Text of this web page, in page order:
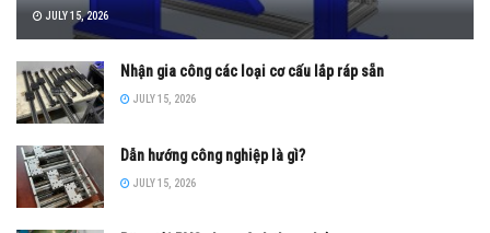
JULY 15, 2026
Nhận gia công các loại cơ cấu lắp ráp sẵn
JULY 15, 2026
Dẫn hướng công nghiệp là gì?
JULY 15, 2026